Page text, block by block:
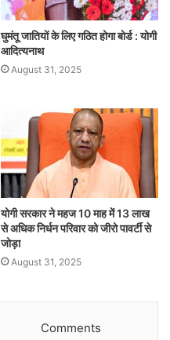
घुमंतू जातियों के लिए गठित होगा बोर्ड : योगी
आदित्यनाथ
August 31, 2025
योगी सरकार ने महज 10 माह में 13 लाख
से अधिक निर्धन परिवार को जीरो पावर्टी से
जोड़ा
August 31, 2025
Comments